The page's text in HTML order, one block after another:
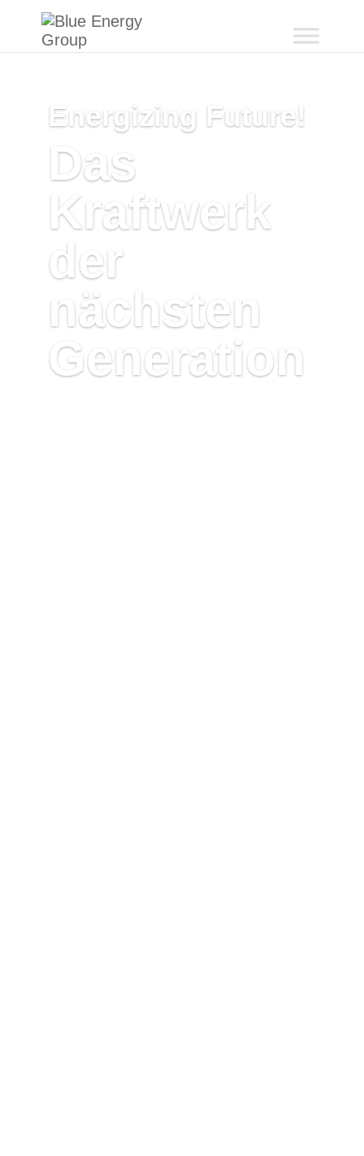
Energizing Future!
Das
Kraftwerk
der
nächsten
Generation